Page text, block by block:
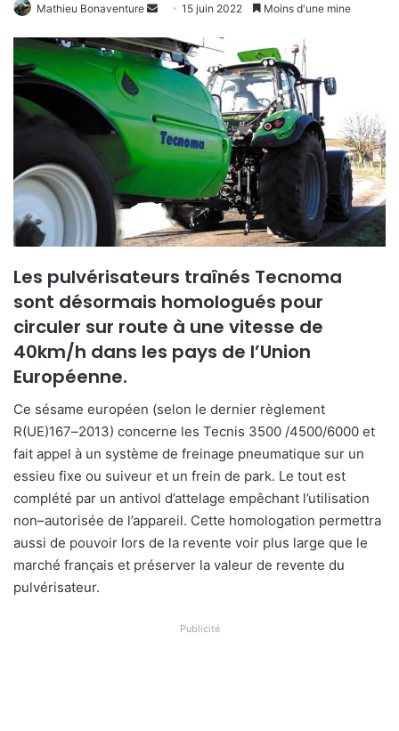
Mathieu Bonaventure
Envoyer
courriel
15 juin 2022 Moins d'une mine
Les pulvérisateurs traînés Tecnoma
sont désormais homologués pour
circuler sur route à une vitesse de
40km/h dans les pays de l’Union
Européenne.
Ce sésame européen (selon le dernier règlement
R(UE)167–2013) concerne les Tecnis 3500 /4500/6000 et
fait appel à un système de freinage pneumatique sur un
essieu fixe ou suiveur et un frein de park. Le tout est
complété par un antivol d’attelage empêchant l’utilisation
non–autorisée de l’appareil. Cette homologation permettra
aussi de pouvoir lors de la revente voir plus large que le
marché français et préserver la valeur de revente du
pulvérisateur.
Publicité